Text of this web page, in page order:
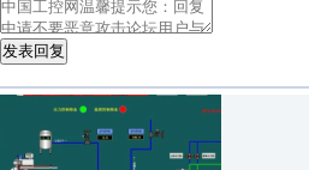
发表回复